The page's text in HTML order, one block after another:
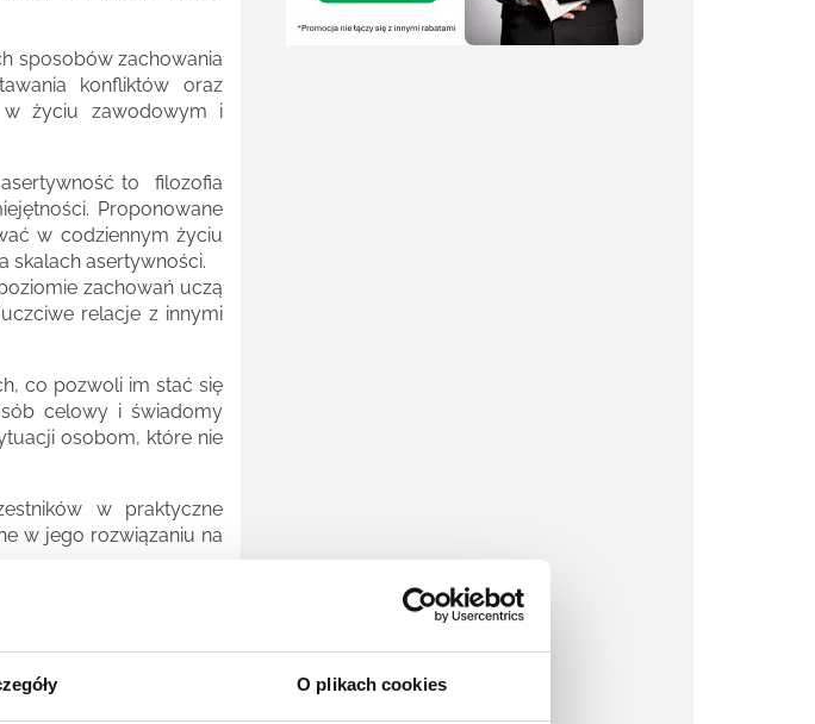
O plikach cookies
sposobów zachowania
konfliktów oraz
życiu zawodowym i
to filozofia
Proponowane
w codziennym życiu
skalach asertywności.
zachowań uczą
relacje z innymi
co pozwoli im stać się
celowy i świadomy
osobom, które nie
w praktyczne
w jego rozwiązaniu na